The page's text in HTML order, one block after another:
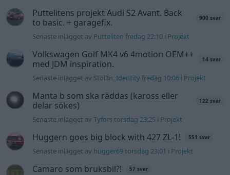
Puttelitens projekt Audi S2 Avant. Back
to basic. + garagefix.
900 svar
Senaste inlägget av Putteliten fredag 22:10 i Projekt
Volkswagen Golf MK4 v6 4motion OEM++
med JDM inspiration.
14 svar
Senaste inlägget av Stol3n_Identity fredag 10:06 i Projekt
Manta b som ska räddas (kaross eller
delar sökes)
122 svar
Senaste inlägget avTyfors torsdag 23:25 i Projekt
Huggern goes big block with 427 ZL-1! 551 svar
Senaste inlägget av hugger69 torsdag 23:01 i Projekt
Camaro som bruksbil?! 57 svar